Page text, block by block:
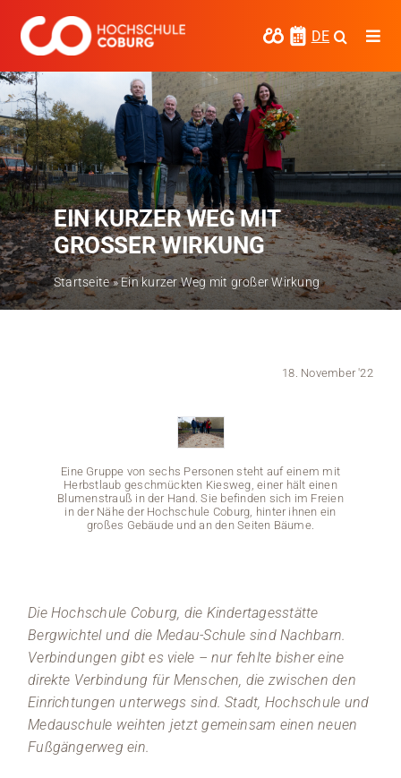
Inhalt
springen
DE
Studieren
Forschen
Kooperieren
Hochschule Coburg
Regionalentwicklung
Entdecke die Region
Stellenangebote
EIN KURZER WEG MIT
GROSSER WIRKUNG
Startseite»Ein kurzer Weg mit großer Wirkung
18. November '22
Eine Gruppe von sechs Personen steht auf einem mit
Herbstlaub geschmückten Kiesweg, einer hält einen
Blumenstrauß in der Hand. Sie befinden sich im Freien
in der Nähe der Hochschule Coburg, hinter ihnen ein
großes Gebäude und an den Seiten Bäume.
Die Hochschule Coburg, die Kindertagesstätte
Bergwichtel und die Medau-Schule sind Nachbarn.
Verbindungen gibt es viele – nur fehlte bisher eine
direkte Verbindung für Menschen, die zwischen den
Einrichtungen unterwegs sind. Stadt, Hochschule und
Medauschule weihten jetzt gemeinsam einen neuen
Fußgängerweg ein.